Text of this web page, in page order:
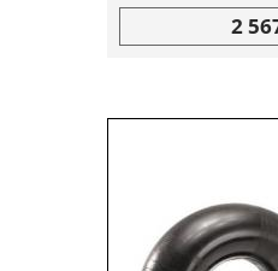
2